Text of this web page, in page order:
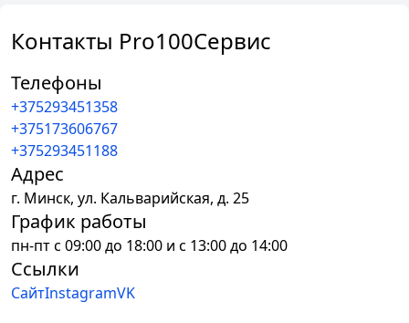
Контакты Pro100Сервис
Телефоны
+375293451358
+375173606767
+375293451188
Адрес
г. Минск, ул. Кальварийская, д. 25
График работы
пн-пт с 09:00 до 18:00 и с 13:00 до 14:00
Ссылки
СайтInstagramVK